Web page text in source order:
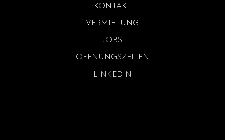
KONTAKT
VERMIETUNG
JOBS
ÖFFNUNGSZEITEN
LINKEDIN